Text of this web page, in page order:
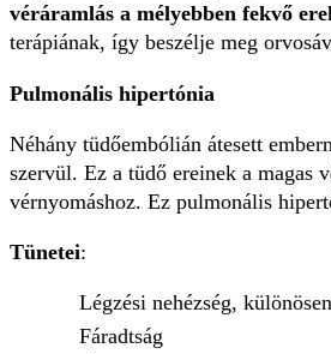
véráramlás a mélyebben fekvő
terápiának, így beszélje meg
Pulmonális hipertónia
Néhány tüdőembólián átesett
szervül. Ez a tüdő ereinek a magas
vérnyomáshoz. Ez pulmonális
Tünetei:
Légzési nehézség,
Fáradtság